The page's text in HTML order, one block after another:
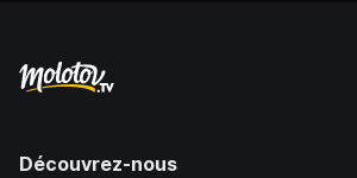
Découvrez-nous